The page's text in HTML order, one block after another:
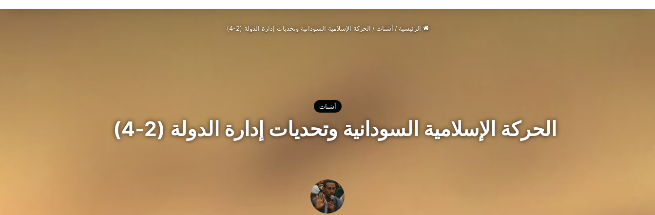
الرئيسية / أشتات / الحركة الإسلامية السودانية وتحديات إدارة الدولة (2-4)
أشتات
الحركة الإسلامية السودانية وتحديات إدارة الدولة (2-4)